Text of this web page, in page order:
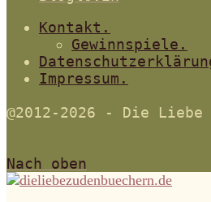
Kontakt.
Gewinnspiele.
Impressum.
@2012-2026 - Die Liebe
Nach oben